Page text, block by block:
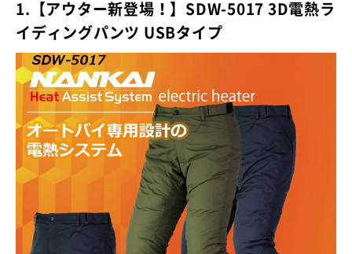
1.【アウター新登場！】SDW-5017 3D電熱ラ
イディングパンツ USBタイプ